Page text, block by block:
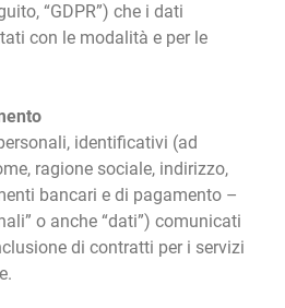
“GDPR”) che i dati
con le modalità e per le
identificativi (ad
ragione sociale, indirizzo,
bancari e di pagamento –
o anche “dati”) comunicati
di contratti per i servizi